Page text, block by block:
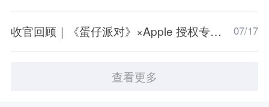
收官回顾｜《蛋仔派对》×Apple 授权专营店「超
07/17
查看更多